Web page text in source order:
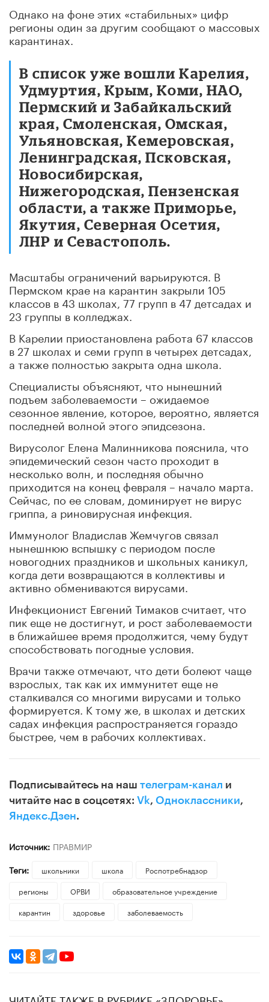
Однако на фоне этих «стабильных» цифр
регионы один за другим сообщают о массовых
карантинах.
В список уже вошли Карелия,
Удмуртия, Крым, Коми, НАО,
Пермский и Забайкальский
края, Смоленская, Омская,
Ульяновская, Кемеровская,
Ленинградская, Псковская,
Новосибирская,
Нижегородская, Пензенская
области, а также Приморье,
Якутия, Северная Осетия,
ЛНР и Севастополь.
Масштабы ограничений варьируются. В
Пермском крае на карантин закрыли 105
классов в 43 школах, 77 групп в 47 детсадах и
23 группы в колледжах.
В Карелии приостановлена работа 67 классов
в 27 школах и семи групп в четырех детсадах,
а также полностью закрыта одна школа.
Специалисты объясняют, что нынешний
подъем заболеваемости – ожидаемое
сезонное явление, которое, вероятно, является
последней волной этого эпидсезона.
Вирусолог Елена Малинникова пояснила, что
эпидемический сезон часто проходит в
несколько волн, и последняя обычно
приходится на конец февраля – начало марта.
Сейчас, по ее словам, доминирует не вирус
гриппа, а риновирусная инфекция.
Иммунолог Владислав Жемчугов связал
нынешнюю вспышку с периодом после
новогодних праздников и школьных каникул,
когда дети возвращаются в коллективы и
активно обмениваются вирусами.
Инфекционист Евгений Тимаков считает, что
пик еще не достигнут, и рост заболеваемости
в ближайшее время продолжится, чему будут
способствовать погодные условия.
Врачи также отмечают, что дети болеют чаще
взрослых, так как их иммунитет еще не
сталкивался со многими вирусами и только
формируется. К тому же, в школах и детских
садах инфекция распространяется гораздо
быстрее, чем в рабочих коллективах.
Подписывайтесь на наш телеграм-канал и
читайте нас в соцсетях: Vk, Одноклассники,
Яндекс.Дзен.
Источник: ПРАВМИР
Теги:
школьники школа
Роспотребнадзор
регионы
ОРВИ
образовательное учреждение
карантин
здоровье заболеваемость